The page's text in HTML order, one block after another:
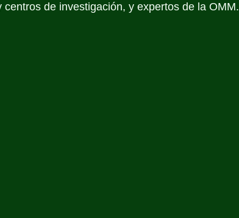
de investigación, y expertos de la OMM.